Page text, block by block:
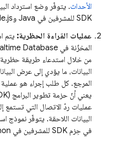
الأحداث. يتوفّر وضع استرداد
SDK للمشرفين في Java وNode.js وPython.
عمليات القراءة الحظرية: يتم
المخزّنة في Database
من خلال استدعاء طريقة
البيانات، ما يؤدي إلى عرض
المرجع. كل طلب إجراء هو
عمليات ردّ الاتصال التي تستمع
البيانات اللاحقة. يتوفّر نموذج
في حِزم SDK للمشرفين في Python وGo.